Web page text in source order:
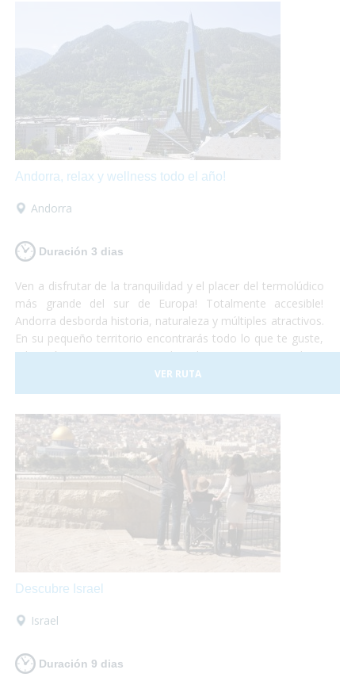
Andorra, relax y wellness todo el año!
Andorra
Duración 3 dias
Ven a disfrutar de la tranquilidad y el placer del termolúdico
más grande del sur de Europa! Totalmente accesible!
Andorra desborda historia, naturaleza y múltiples atractivos.
En su pequeño territorio encontrarás todo lo que te guste,
relajación en sus aguas termales, shopping en sus tiendas y
centros comerciales, disfrutar de su gastronomía
internacional o de su cocina típica de montaña, todo lo que
VER RUTA
Descubre Israel
Israel
Duración 9 dias